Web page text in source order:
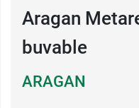
Aragan
buvable
ARAGAN